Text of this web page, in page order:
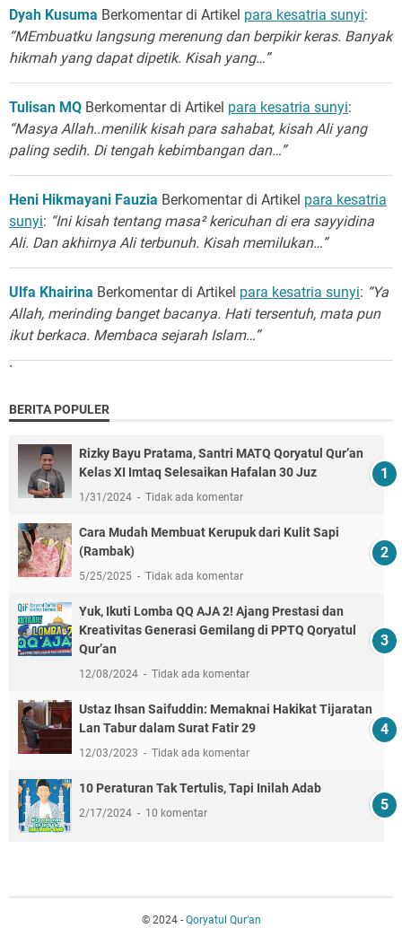
Dyah Kusuma Berkomentar di Artikel para kesatria sunyi:
“MEmbuatku langsung merenung dan berpikir keras. Banyak
hikmah yang dapat dipetik. Kisah yang…”
Tulisan MQ Berkomentar di Artikel para kesatria sunyi:
“Masya Allah..menilik kisah para sahabat, kisah Ali yang
paling sedih. Di tengah kebimbangan dan…”
Heni Hikmayani Fauzia Berkomentar di Artikel para kesatria
sunyi: “Ini kisah tentang masa² kericuhan di era sayyidina
Ali. Dan akhirnya Ali terbunuh. Kisah memilukan…”
Ulfa Khairina Berkomentar di Artikel para kesatria sunyi: “Ya
Allah, merinding banget bacanya. Hati tersentuh, mata pun
ikut berkaca. Membaca sejarah Islam…”
`
BERITA POPULER
Rizky Bayu Pratama, Santri MATQ Qoryatul Qur’an
Kelas XI Imtaq Selesaikan Hafalan 30 Juz
1/31/2024 Tidak ada komentar
Cara Mudah Membuat Kerupuk dari Kulit Sapi
(Rambak)
5/25/2025 Tidak ada komentar
Yuk, Ikuti Lomba QQ AJA 2! Ajang Prestasi dan
Kreativitas Generasi Gemilang di PPTQ Qoryatul
Qur’an
12/08/2024 Tidak ada komentar
Ustaz Ihsan Saifuddin: Memaknai Hakikat Tijaratan
Lan Tabur dalam Surat Fatir 29
12/03/2023 Tidak ada komentar
10 Peraturan Tak Tertulis, Tapi Inilah Adab
2/17/2024 10 komentar
© 2024 - Qoryatul Qur‘an